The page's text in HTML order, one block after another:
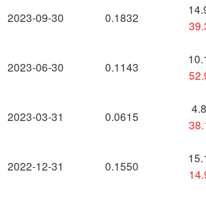
2023-09-30
2023-06-30
2023-03-31
2022-12-31
0.1832
0.1143
0.0615
0.1550